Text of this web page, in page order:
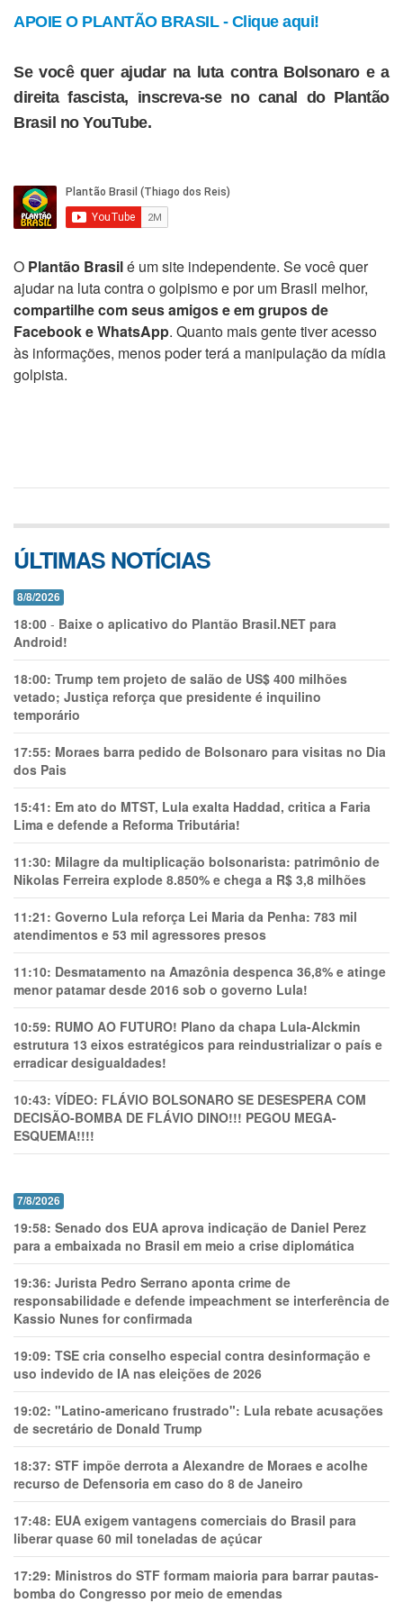
APOIE O PLANTÃO BRASIL - Clique aqui!
Se você quer ajudar na luta contra Bolsonaro e a
direita fascista, inscreva-se no canal do Plantão
Brasil no YouTube.
O Plantão Brasilé um site independente. Se você quer
ajudar na luta contra o golpismo e por um Brasil melhor,
compartilhe com seus amigos e em grupos de
Facebook e WhatsApp. Quanto mais gente tiver acesso
às informações, menos poder terá a manipulação da mídia
golpista.
ÚLTIMAS NOTÍCIAS
8/8/2026
18:00 - Baixe o aplicativo do Plantão Brasil.NET para
Android!
18:00: Trump tem projeto de salão de US$ 400 milhões
vetado; Justiça reforça que presidente é inquilino
temporário
17:55: Moraes barra pedido de Bolsonaro para visitas no Dia
dos Pais
15:41: Em ato do MTST, Lula exalta Haddad, critica a Faria
Lima e defende a Reforma Tributária!
11:30: Milagre da multiplicação bolsonarista: patrimônio de
Nikolas Ferreira explode 8.850% e chega a R$ 3,8 milhões
11:21: Governo Lula reforça Lei Maria da Penha: 783 mil
atendimentos e 53 mil agressores presos
11:10: Desmatamento na Amazônia despenca 36,8% e atinge
menor patamar desde 2016 sob o governo Lula!
10:59: RUMO AO FUTURO! Plano da chapa Lula-Alckmin
estrutura 13 eixos estratégicos para reindustrializar o país e
erradicar desigualdades!
10:43: VÍDEO: FLÁVIO BOLSONARO SE DESESPERA COM
DECISÃO-BOMBA DE FLÁVIO DINO!!! PEGOU MEGA-
ESQUEMA!!!!
7/8/2026
19:58: Senado dos EUA aprova indicação de Daniel Perez
para a embaixada no Brasil em meio a crise diplomática
19:36: Jurista Pedro Serrano aponta crime de
responsabilidade e defende impeachment se interferência de
Kassio Nunes for confirmada
19:09: TSE cria conselho especial contra desinformação e
uso indevido de IA nas eleições de 2026
19:02: "Latino-americano frustrado": Lula rebate acusações
de secretário de Donald Trump
18:37: STF impõe derrota a Alexandre de Moraes e acolhe
recurso de Defensoria em caso do 8 de Janeiro
17:48: EUA exigem vantagens comerciais do Brasil para
liberar quase 60 mil toneladas de açúcar
17:29: Ministros do STF formam maioria para barrar pautas-
bomba do Congresso por meio de emendas